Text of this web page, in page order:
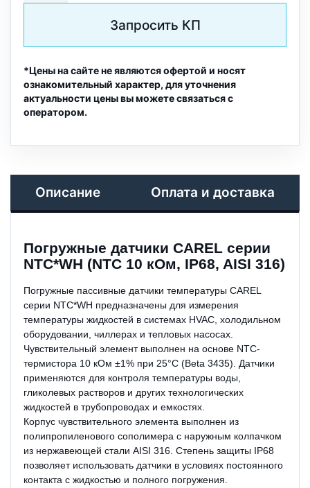
Запросить КП
*Цены на сайте не являются офертой и носят
ознакомительный характер, для уточнения
актуальности цены вы можете связаться с
оператором.
Описание Оплата и доставка
Погружные датчики CAREL серии
NTC*WH (NTC 10 кОм, IP68, AISI 316)
Погружные пассивные датчики температуры CAREL
серии NTC*WH предназначены для измерения
температуры жидкостей в системах HVAC, холодильном
оборудовании, чиллерах и тепловых насосах.
Чувствительный элемент выполнен на основе NTC-
термистора 10 кОм ±1% при 25°C (Beta 3435). Датчики
применяются для контроля температуры воды,
гликолевых растворов и других технологических
жидкостей в трубопроводах и емкостях.
Корпус чувствительного элемента выполнен из
полипропиленового сополимера с наружным колпачком
из нержавеющей стали AISI 316. Степень защиты IP68
позволяет использовать датчики в условиях постоянного
контакта с жидкостью и полного погружения.